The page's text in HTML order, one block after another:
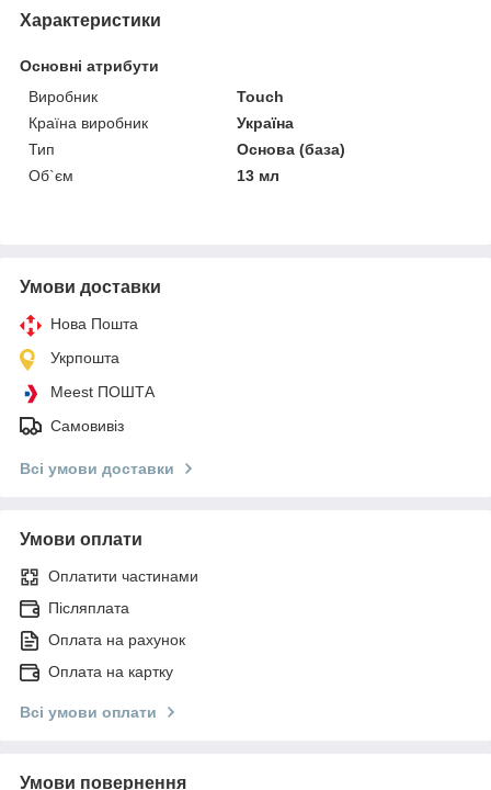
Характеристики
Основні атрибути
Виробник
Touch
Країна виробник
Україна
Тип
Основа (база)
Об`єм
13 мл
Умови доставки
Нова Пошта
Укрпошта
Meest ПОШТА
Самовивіз
Всі умови доставки
Умови оплати
Оплатити частинами
Післяплата
Оплата на рахунок
Оплата на картку
Всі умови оплати
Умови повернення